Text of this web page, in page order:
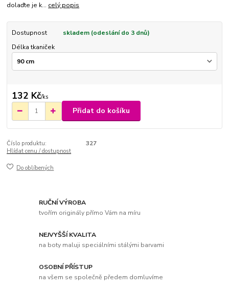
dolaďte je k... celý popis
Dostupnost
skladem (odeslání do 3 dnů)
Délka tkaniček
132 Kč/ks
Přidat do košíku
Číslo produktu:
327
Hlídat cenu / dostupnost
Do oblíbených
RUČNÍ VÝROBA
tvořím originály přímo Vám na míru
NEJVYŠŠÍ KVALITA
na boty maluji speciálními stálými barvami
OSOBNÍ PŘÍSTUP
na všem se společně předem domluvíme